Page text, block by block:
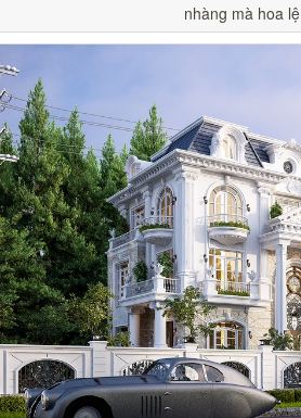
nhàng mà hoa lệ